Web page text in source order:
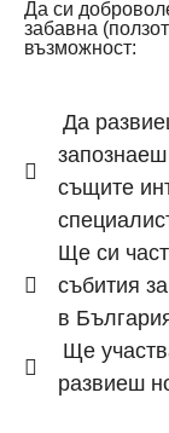
Да си
забавна
възможност:
Да
същите
Ще си
събития
в
Ще
развиеш